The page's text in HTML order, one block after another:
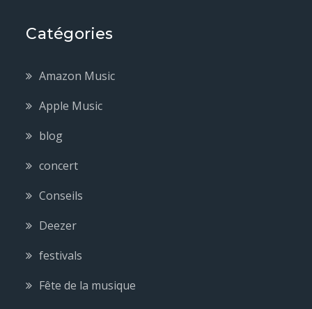
Catégories
Amazon Music
Apple Music
blog
concert
Conseils
Deezer
festivals
Fête de la musique